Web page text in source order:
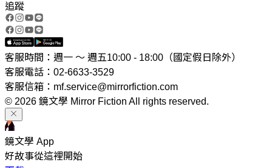
追蹤
客服時間：週一 ～ 週五10:00 - 18:00（國定假日除外）
客服電話：02-6633-3529
客服信箱：mf.service@mirrorfiction.com
© 2026 鏡文學 Mirror Fiction All rights reserved.
鏡文學 App
好故事從這裡開始